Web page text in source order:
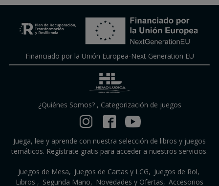
Financiado por la Unión Europea-Next Generation EU
¿Quiénes Somos?, Categorización de juegos
Juega, lee y aprende con nuestra selección de libros y juegos
temáticos. Regístrate gratis para acceder a nuestros servicios.
Juegos de Mesa Juegos de Cartas y LCG
Juegos de Rol
Libros
Segunda Mano Novedades y Ofertas Accesorios